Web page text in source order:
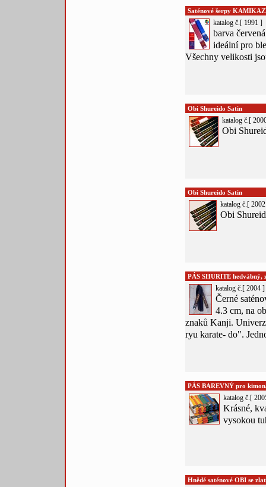
Saténové šerpy
katalog č.[ 1991 ]
barva
ideální pro
Všechny velikosti
Obi Shureido Satin
katalog č.[
Obi
Obi Shureido Satin
katalog č.[
Obi
PÁS SHURITE hedvábný,
katalog č.[ 2004 ]
Černé
4.3 cm, na
znaků Kanji.
ryu karate- do".
PÁS BAREVNÝ pro
katalog č.[
Krásné,
vysokou
Hnědé saténové OBI se